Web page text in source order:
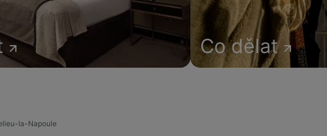
Co dělat
la-Napoule